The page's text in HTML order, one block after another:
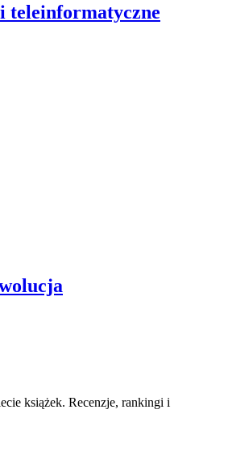
teleinformatyczne
książek. Recenzje, rankingi i